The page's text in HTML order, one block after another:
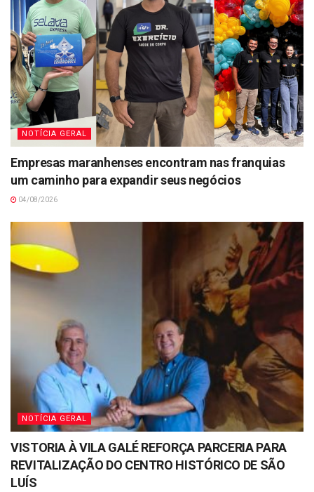
NOTÍCIA GERAL
Empresas maranhenses encontram nas franquias
um caminho para expandir seus negócios
04/08/2026
NOTÍCIA GERAL
VISTORIA À VILA GALÉ REFORÇA PARCERIA PARA
REVITALIZAÇÃO DO CENTRO HISTÓRICO DE SÃO
LUÍS